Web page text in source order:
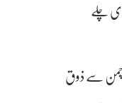
چلے
چمن سے ذوق